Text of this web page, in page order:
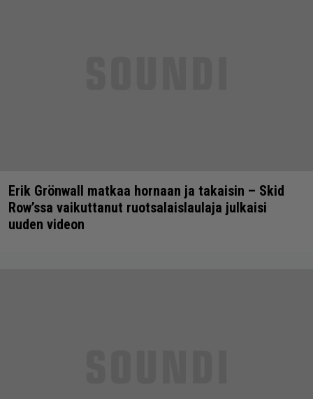
Erik Grönwall matkaa hornaan ja takaisin – Skid
Row’ssa vaikuttanut ruotsalaislaulaja julkaisi
uuden videon